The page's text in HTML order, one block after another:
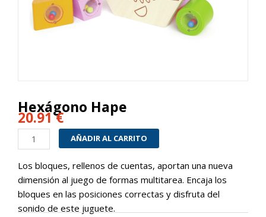
Hexágono Hape
20.91€
Hexágono
Hape
cantidad
AÑADIR AL CARRITO
Los bloques, rellenos de cuentas, aportan una nueva
dimensión al juego de formas multitarea. Encaja los
bloques en las posiciones correctas y disfruta del
sonido de este juguete.